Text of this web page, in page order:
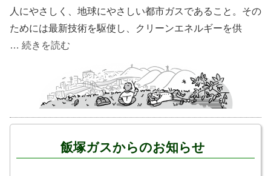
人にやさしく、地球にやさしい都市ガスであること。その
ためには最新技術を駆使し、クリーンエネルギーを供
… 続きを読む
飯塚ガスからのお知らせ